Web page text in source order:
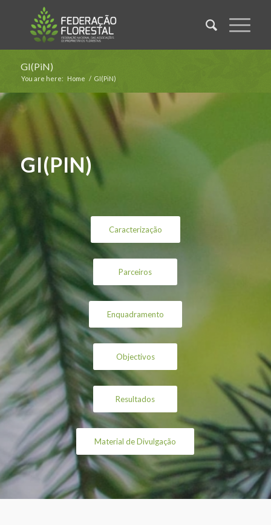
GI(PiN)
You are here: Home / GI(PiN)
GI(PIN)
Caracterização
Parceiros
Enquadramento
Objectivos
Resultados
Material de Divulgação